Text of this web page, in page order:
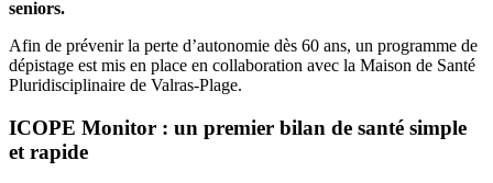
seniors.
Afin de prévenir la perte d’autonomie dès 60 ans, un programme de
dépistage est mis en place en collaboration avec la Maison de Santé
Pluridisciplinaire de Valras-Plage.
ICOPE Monitor : un premier bilan de santé simple
et rapide